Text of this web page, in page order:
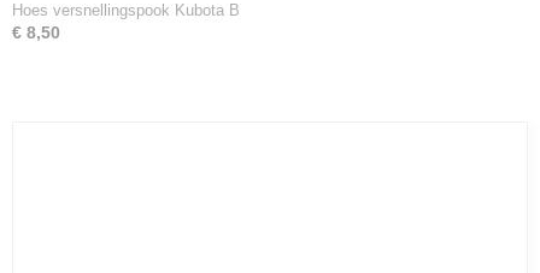
Hoes versnellingspook Kubota B
€ 8,50